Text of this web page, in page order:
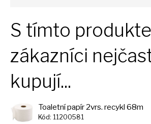
S tímto
zákazníci
kupují...
Toaletní papír 2vrs. recykl 68m
Kód: 11200581